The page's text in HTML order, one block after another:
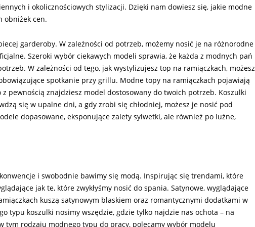
i okolicznościowych stylizacji. Dzięki nam dowiesz się, jakie modne
obniżek cen.
garderoby. W zależności od potrzeb, możemy nosić je na różnorodne
Szeroki wybór ciekawych modeli sprawia, że każda z modnych pań
W zależności od tego, jak wystylizujesz top na ramiączkach, możesz
spotkanie przy grillu. Modne topy na ramiączkach pojawiają
pewnością znajdziesz model dostosowany do twoich potrzeb. Koszulki
się w upalne dni, a gdy zrobi się chłodniej, możesz je nosić pod
dopasowane, eksponujące zalety sylwetki, ale również po luźne,
i swobodnie bawimy się modą. Inspirując się trendami, które
jak te, które zwykłyśmy nosić do spania. Satynowe, wyglądające
kuszą satynowym blaskiem oraz romantycznymi dodatkami w
typu koszulki nosimy wszędzie, gdzie tylko najdzie nas ochota – na
tym rodzaju modnego typu do pracy, polecamy wybór modelu